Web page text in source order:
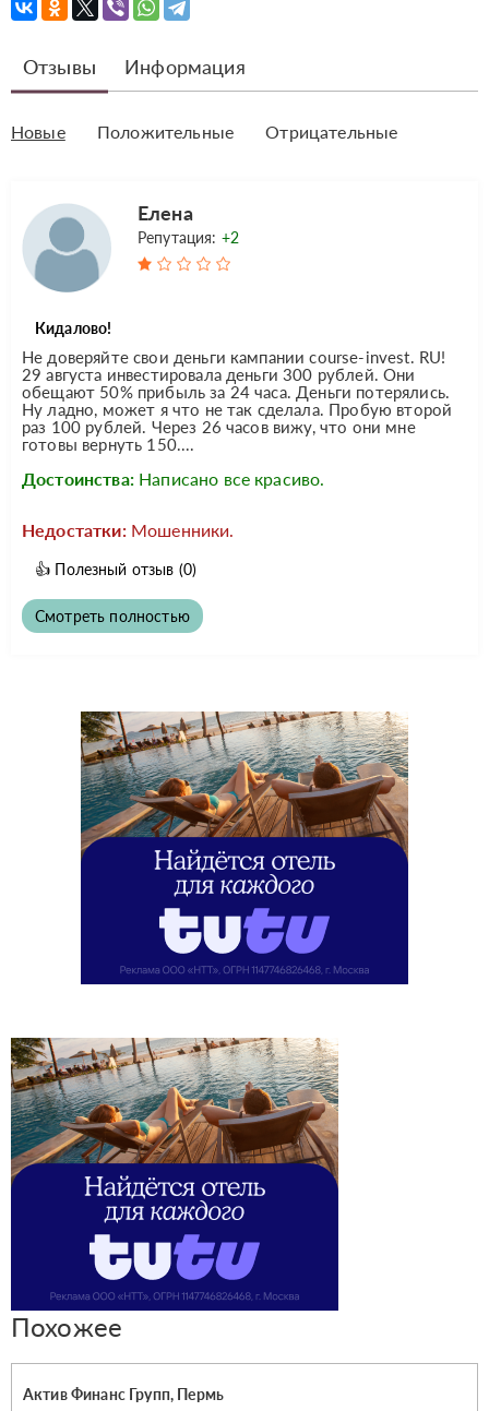
Отзывы Информация
Новые Положительные Отрицательные
Елена
Репутация: +2
Кидалово!
Не доверяйте свои деньги кампании course-invest. RU!
29 августа инвестировала деньги 300 рублей. Они
обещают 50% прибыль за 24 часа. Деньги потерялись.
Ну ладно, может я что не так сделала. Пробую второй
раз 100 рублей. Через 26 часов вижу, что они мне
готовы вернуть 150....
Достоинства: Написано все красиво.
Недостатки: Мошенники.
👍 Полезный отзыв (0)
Смотреть полностью
Похожее
Актив Финанс Групп, Пермь